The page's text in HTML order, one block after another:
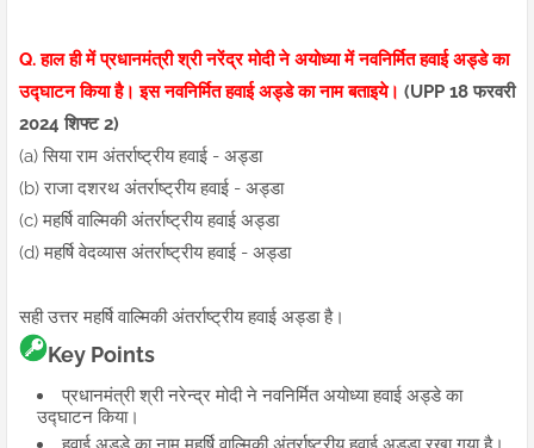
Q. हाल ही में प्रधानमंत्री श्री नरेंद्र मोदी ने अयोध्या में नवनिर्मित हवाई अड्डे का
उद्घाटन किया है। इस नवनिर्मित हवाई अड्डे का नाम बताइये। (UPP 18 फरवरी
2024 शिफ्ट 2)
(a) सिया राम अंतर्राष्ट्रीय हवाई - अड्डा
(b) राजा दशरथ अंतर्राष्ट्रीय हवाई - अड्डा
(c) महर्षि वाल्मिकी अंतर्राष्ट्रीय हवाई अड्डा
(d) महर्षि वेदव्यास अंतर्राष्ट्रीय हवाई - अड्डा
सही उत्तर महर्षि वाल्मिकी अंतर्राष्ट्रीय हवाई अड्डा है।
Key Points
प्रधानमंत्री श्री नरेन्द्र मोदी ने नवनिर्मित अयोध्या हवाई अड्डे का
उद्घाटन किया।